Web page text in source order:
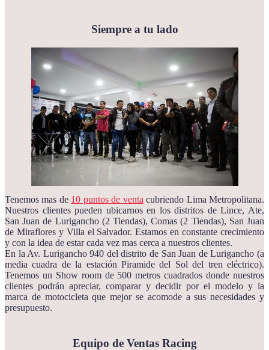
Siempre a tu lado
Tenemos mas de 10 puntos de venta cubriendo Lima Metropolitana.
Nuestros clientes pueden ubicarnos en los distritos de Lince, Ate,
San Juan de Lurigancho (2 Tiendas), Comas (2 Tiendas), San Juan
de Miraflores y Villa el Salvador. Estamos en constante crecimiento
y con la idea de estar cada vez mas cerca a nuestros clientes.
En la Av. Lurigancho 940 del distrito de San Juan de Lurigancho (a
media cuadra de la estación Piramide del Sol del tren eléctrico).
Tenemos un Show room de 500 metros cuadrados donde nuestros
clientes podrán apreciar, comparar y decidir por el modelo y la
marca de motocicleta que mejor se acomode a sus necesidades y
presupuesto.
Equipo de Ventas Racing